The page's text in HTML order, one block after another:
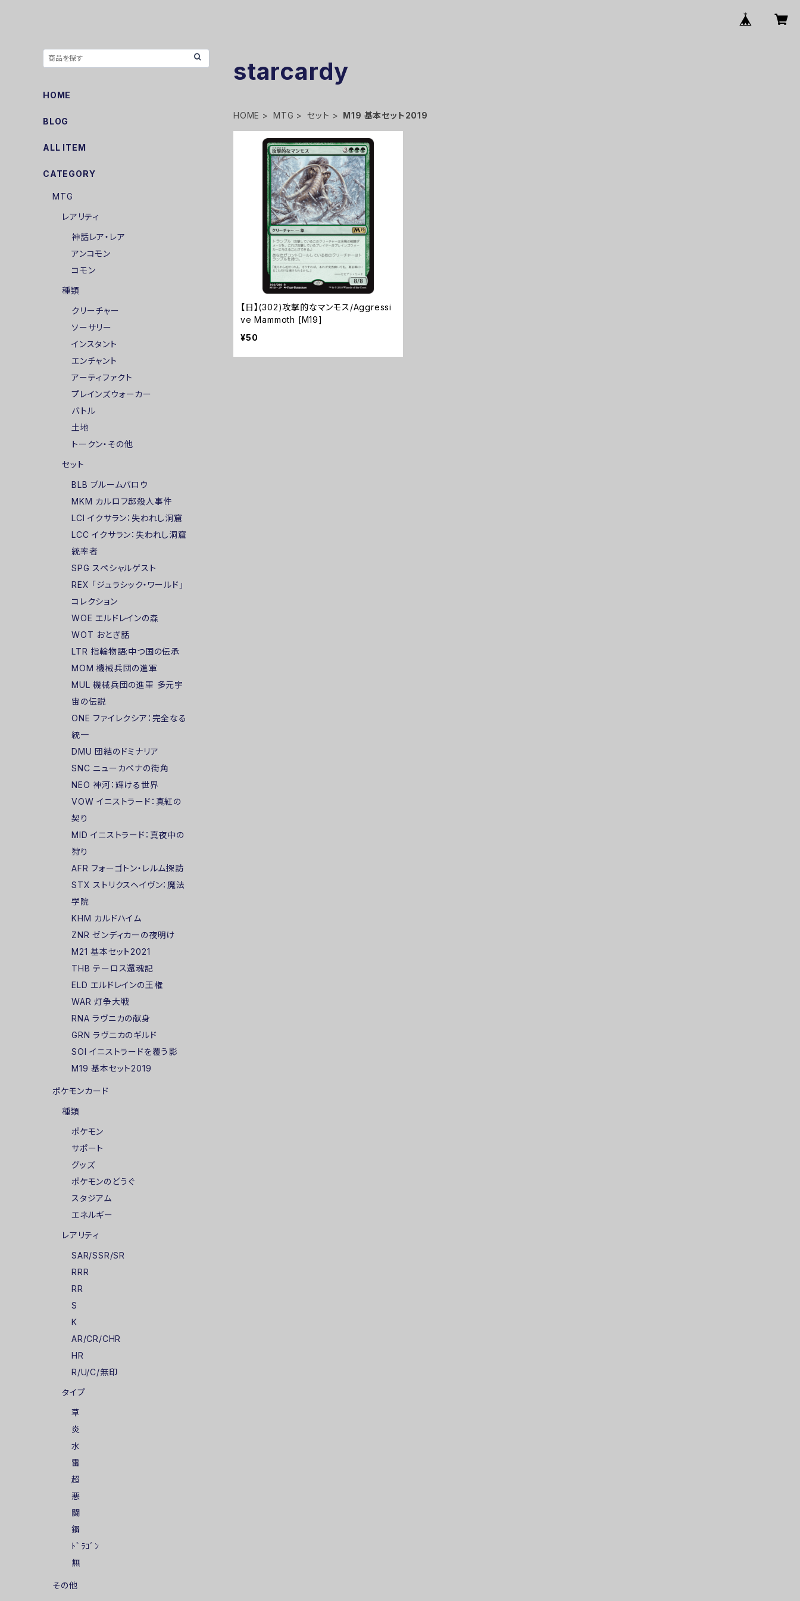
starcardy
HOME MTG セット M19 基本セット2019
【日】(302)攻撃的なマンモス/Aggressi
ve Mammoth [M19]
¥50
HOME
BLOG
ALL ITEM
CATEGORY
MTG
レアリティ
神話レア・レア
アンコモン
コモン
種類
クリーチャー
ソーサリー
インスタント
エンチャント
アーティファクト
プレインズウォーカー
バトル
土地
トークン・その他
セット
BLB ブルームバロウ
MKM カルロフ邸殺人事件
LCI イクサラン：失われし洞窟
LCC イクサラン：失われし洞窟
統率者
SPG スペシャルゲスト
REX 「ジュラシック・ワールド」
コレクション
WOE エルドレインの森
WOT おとぎ話
LTR 指輪物語:中つ国の伝承
MOM 機械兵団の進軍
MUL 機械兵団の進軍 多元宇
宙の伝説
ONE ファイレクシア：完全なる
統一
DMU 団結のドミナリア
SNC ニューカペナの街角
NEO 神河：輝ける世界
VOW イニストラード：真紅の
契り
MID イニストラード：真夜中の
狩り
AFR フォーゴトン・レルム探訪
STX ストリクスヘイヴン：魔法
学院
KHM カルドハイム
ZNR ゼンディカーの夜明け
M21 基本セット2021
THB テーロス還魂記
ELD エルドレインの王権
WAR 灯争大戦
RNA ラヴニカの献身
GRN ラヴニカのギルド
SOI イニストラードを覆う影
M19 基本セット2019
ポケモンカード
種類
ポケモン
サポート
グッズ
ポケモンのどうぐ
スタジアム
エネルギー
レアリティ
SAR/SSR/SR
RRR
RR
S
K
AR/CR/CHR
HR
R/U/C/無印
タイプ
草
炎
水
雷
超
悪
闘
鋼
ﾄﾞﾗｺﾞﾝ
無
その他